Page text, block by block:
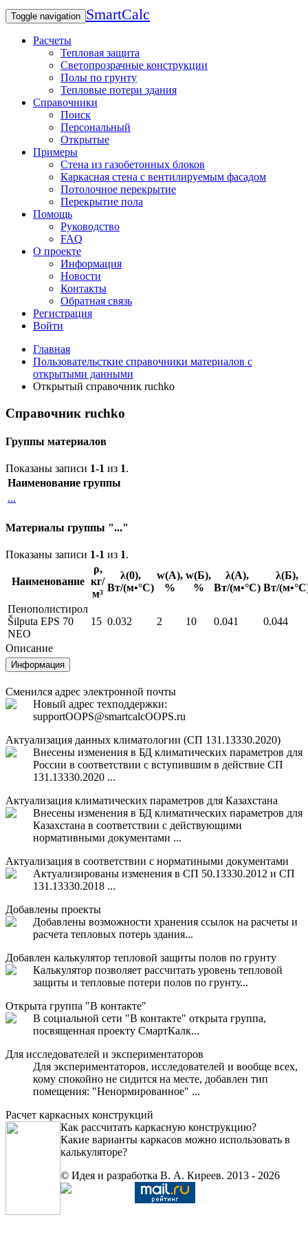
Toggle navigation SmartCalc
Расчеты
Тепловая защита
Светопрозрачные конструкции
Полы по грунту
Тепловые потери здания
Справочники
Поиск
Персональный
Открытые
Примеры
Стена из газобетонных блоков
Каркасная стена с вентилируемым фасадом
Потолочное перекрытие
Перекрытие пола
Помощь
Руководство
FAQ
О проекте
Информация
Новости
Контакты
Обратная связь
Регистрация
Войти
Главная
Пользовательсткие справочники материалов с
открытыми данными
Открытый справочник ruchko
Справочник ruchko
Группы материалов
Показаны записи 1-1 из 1.
Наименование группы
...
Материалы группы "..."
Показаны записи 1-1 из 1.
Наименование
ρ,
кг/
м³
λ(0),
Вт/(м•°С)
w(А),
%
w(Б),
%
λ(А),
Вт/(м•°С)
λ(Б),
Вт/
Пенополистирол
Šilputa EPS 70
NEO
15 0.032 2 10 0.041 0.044
Описание
Информация
Сменился адрес электронной почты
Новый адрес техподдержки:
supportOOPS@smartcalcOOPS.ru
Актуализация данных климатологии (СП 131.13330.2020)
Внесены изменения в БД климатических параметров для
России в соответствии с вступившим в действие СП
131.13330.2020 ...
Актуализация климатических параметров для Казахстана
Внесены изменения в БД климатических параметров для
Казахстана в соответствии с действующими
нормативными документами ...
Актуализация в соответствии с норматиными документами
Актуализированы изменения в СП 50.13330.2012 и СП
131.13330.2018 ...
Добавлены проекты
Добавлены возможности хранения ссылок на расчеты и
расчета тепловых потерь здания...
Добавлен калькулятор тепловой защиты полов по грунту
Калькулятор позволяет рассчитать уровень тепловой
защиты и тепловые потери полов по грунту...
Открыта группа "В контакте"
В социальной сети "В контакте" открыта группа,
посвященная проекту СмартКалк...
Для исследователей и экспериментаторов
Для экспериментаторов, исследователей и вообще всех,
кому спокойно не сидится на месте, добавлен тип
помещения: "Ненормированное" ...
Расчет каркасных конструкций
Как рассчитать каркасную конструкцию?
Какие варианты каркасов можно использовать в
калькуляторе?
© Идея и разработка В. А. Киреев. 2013 - 2026